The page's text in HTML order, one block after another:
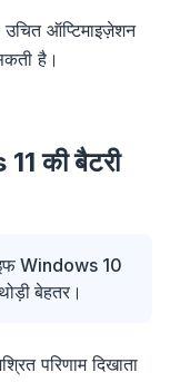
ऑप्टिमाइज़ेशन
है।
की बैटरी
Windows 10
बेहतर।
परिणाम दिखाता